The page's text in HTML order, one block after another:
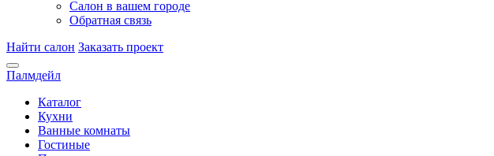
Салон в вашем городе
Обратная связь
Найти салон Заказать проект
Палмдейл
Каталог
Кухни
Ванные комнаты
Гостиные